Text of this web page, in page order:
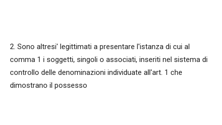
2. Sono altresi' legittimati a presentare l'istanza di cui al
comma 1 i soggetti, singoli o associati, inseriti nel sistema di
controllo delle denominazioni individuate all'art. 1 che
dimostrano il possesso